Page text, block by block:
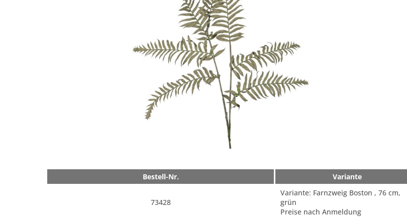
Bestell-Nr. Variante
73428
Variante: Farnzweig Boston , 76 cm,
grün
Preise nach Anmeldung